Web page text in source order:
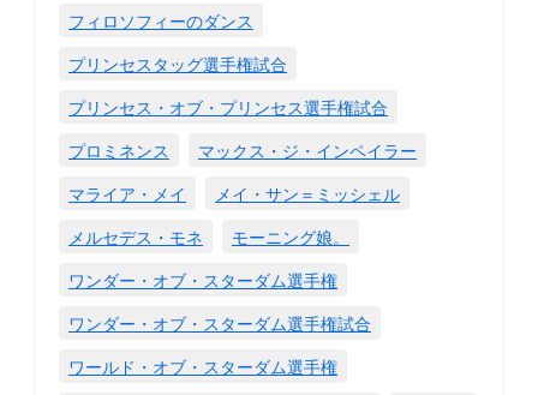
フィロソフィーのダンス
プリンセスタッグ選手権試合
プリンセス・オブ・プリンセス選手権試合
プロミネンス
マックス・ジ・インペイラー
マライア・メイ
メイ・サン＝ミッシェル
メルセデス・モネ
モーニング娘。
ワンダー・オブ・スターダム選手権
ワンダー・オブ・スターダム選手権試合
ワールド・オブ・スターダム選手権